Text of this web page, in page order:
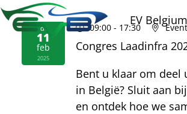
EV Belgium
di
11
feb
2025
09:00 - 17:30
Congres Laadinfra
Bent u klaar om deel
in België? Sluit aan
en ontdek hoe we